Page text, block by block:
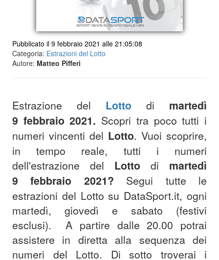
Pubblicato il 9 febbraio 2021 alle 21:05:08
Categoria: Estrazioni del Lotto
Autore: Matteo Pifferi
Estrazione del Lotto di martedì
9 febbraio 2021. Scopri tra poco tutti i
numeri vincenti del Lotto. Vuoi scoprire,
in tempo reale, tutti i numeri
dell'estrazione del Lotto di martedì
9 febbraio 2021? Segui tutte le
estrazioni del Lotto su DataSport.it, ogni
martedì, giovedì e sabato (festivi
esclusi). A partire dalle 20.00 potrai
assistere in diretta alla sequenza dei
numeri del Lotto. Di sotto troverai i